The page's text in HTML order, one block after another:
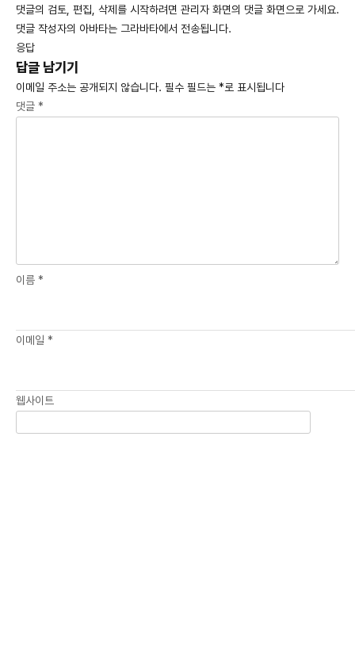
댓글의 검토, 편집, 삭제를 시작하려면 관리자 화면의 댓글 화면으로 가세요.
댓글 작성자의 아바타는 그라바타에서 전송됩니다.
응답
답글 남기기
이메일 주소는 공개되지 않습니다. 필수 필드는 *로 표시됩니다
댓글 *
이름 *
이메일 *
웹사이트